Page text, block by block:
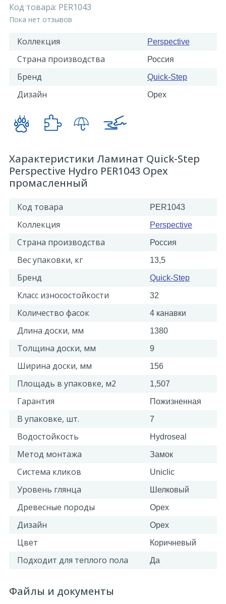
Код товара: PER1043
Пока нет отзывов
Коллекция Perspective
Страна производства Россия
Бренд Quick-Step
Дизайн Орех
Характеристики Ламинат Quick-Step
Perspective Hydro PER1043 Орех
промасленный
Код товара PER1043
Коллекция Perspective
Страна производства Россия
Вес упаковки, кг 13,5
Бренд Quick-Step
Класс износостойкости 32
Количество фасок 4 канавки
Длина доски, мм 1380
Толщина доски, мм 9
Ширина доски, мм 156
Площадь в упаковке, м2 1,507
Гарантия Пожизненная
В упаковке, шт. 7
Водостойкость Hydroseal
Метод монтажа Замок
Система кликов Uniclic
Уровень глянца Шелковый
Древесные породы Орех
Дизайн Орех
Цвет Коричневый
Подходит для теплого пола Да
Файлы и документы